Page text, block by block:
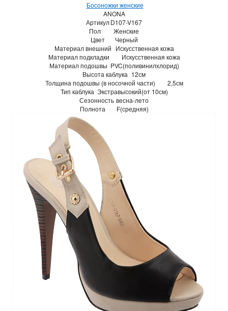
Босоножки женские
ANONA
АртикулD107-V167
Пол
Женские
Цвет
Черный
Материал внешний Искусственная кожа
Материал подкладки
Искусственная кожа
Материал подошвы PVC(поливинилхлорид)
Высота каблука 12см
Толщина подошвы (в носочной части)
2,5см
Тип каблука Экстравысокий(от 10см)
Сезонность весна-лето
Полнота
F(средняя)